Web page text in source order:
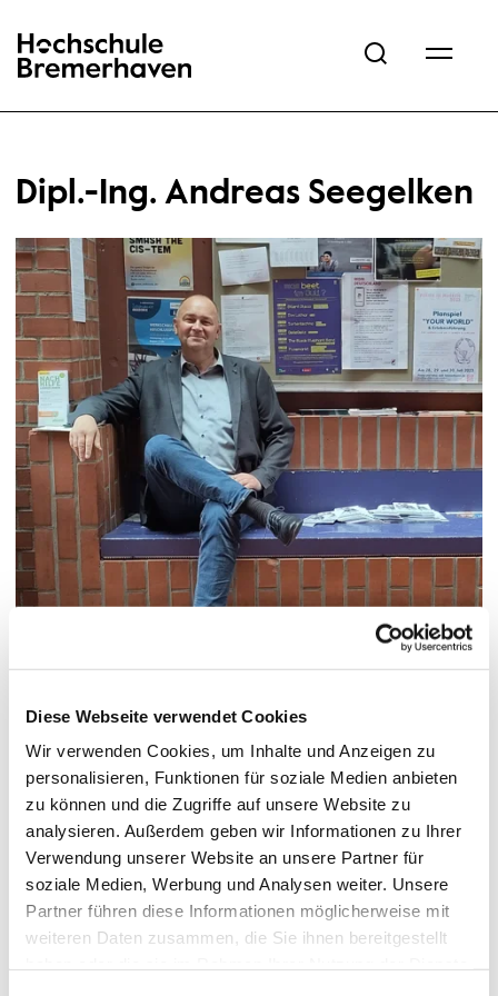
Diese Webseite verwendet Cookies
Wir verwenden Cookies, um Inhalte und Anzeigen zu
personalisieren, Funktionen für soziale Medien anbieten
zu können und die Zugriffe auf unsere Website zu
analysieren. Außerdem geben wir Informationen zu Ihrer
Verwendung unserer Website an unsere Partner für
soziale Medien, Werbung und Analysen weiter. Unsere
Partner führen diese Informationen möglicherweise mit
weiteren Daten zusammen, die Sie ihnen bereitgestellt
Hochschule Bremerhaven
Dipl.-Ing. Andreas Seegelken
Funktionen: Leitung Gebäudemanagement
Termin vereinbaren